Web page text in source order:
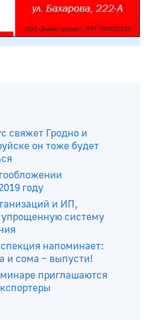
свяжет Гродно и
он тоже будет
году
и ИП,
систему
напоминает:
и сома – выпусти!
приглашаются